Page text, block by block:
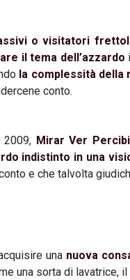
o visitatori
il tema dell’azzardo
la complessità della
conto.
2009, Mirar Ver
indistinto in una
e che talvolta
una nuova
una sorta di lavatrice,